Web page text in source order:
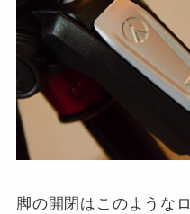
脚の開閉はこのような